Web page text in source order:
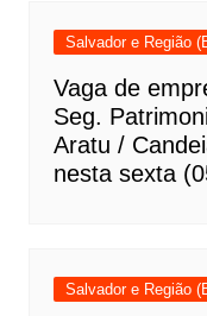
Salvador e Região
Vaga de
Seg.
Aratu /
nesta sexta
Salvador e Região